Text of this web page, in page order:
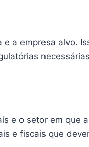
a empresa alvo.
e o setor em que
e fiscais que